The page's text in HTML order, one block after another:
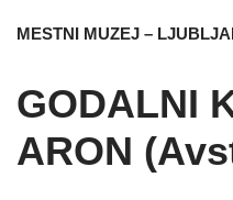
MESTNI MUZEJ –
GODALNI
ARON